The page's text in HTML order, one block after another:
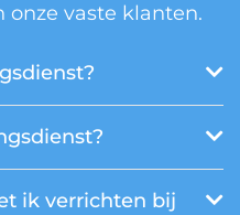
onze vaste klanten.
ik verrichten bij